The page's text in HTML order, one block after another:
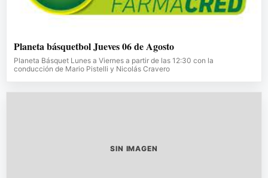
Planeta básquetbol Jueves 06 de Agosto
Planeta Básquet Lunes a Viernes a partir de las 12:30 con la
conducción de Mario Pistelli y Nicolás Cravero
SIN IMAGEN